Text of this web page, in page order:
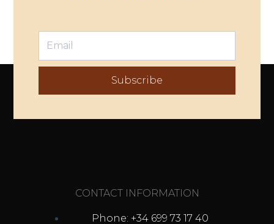
Subscribe
CONTACT INFORMATION
Phone: +34 699 73 17 40